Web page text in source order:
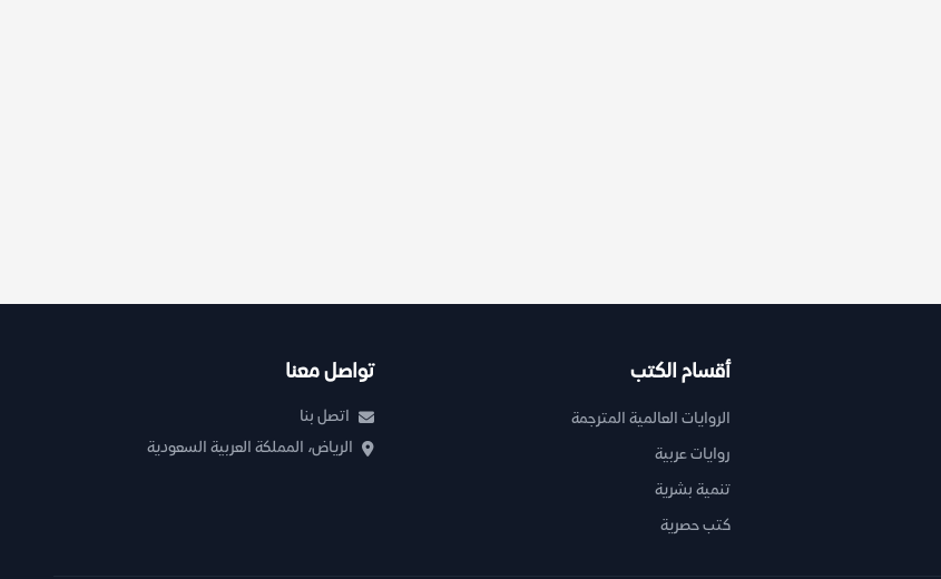
أقسام الكتب
الروايات العالمية المترجمة
روايات عربية
تنمية بشرية
كتب حصرية
تواصل معنا
اتصل بنا
الرياض، المملكة العربية السعودية